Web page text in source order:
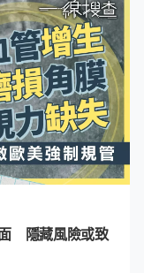
指上海某小區一
名陌生男子更是
，隨即令業主們
非常溫順親人，
。業主們平時會
境造成影響。 直
發現貓貓伏屍通
進入樓道，「長
男11時08分進入
持續踩踏小貓2分
，對受傷小貓進
跑，卻因受傷過
隱藏風險或致